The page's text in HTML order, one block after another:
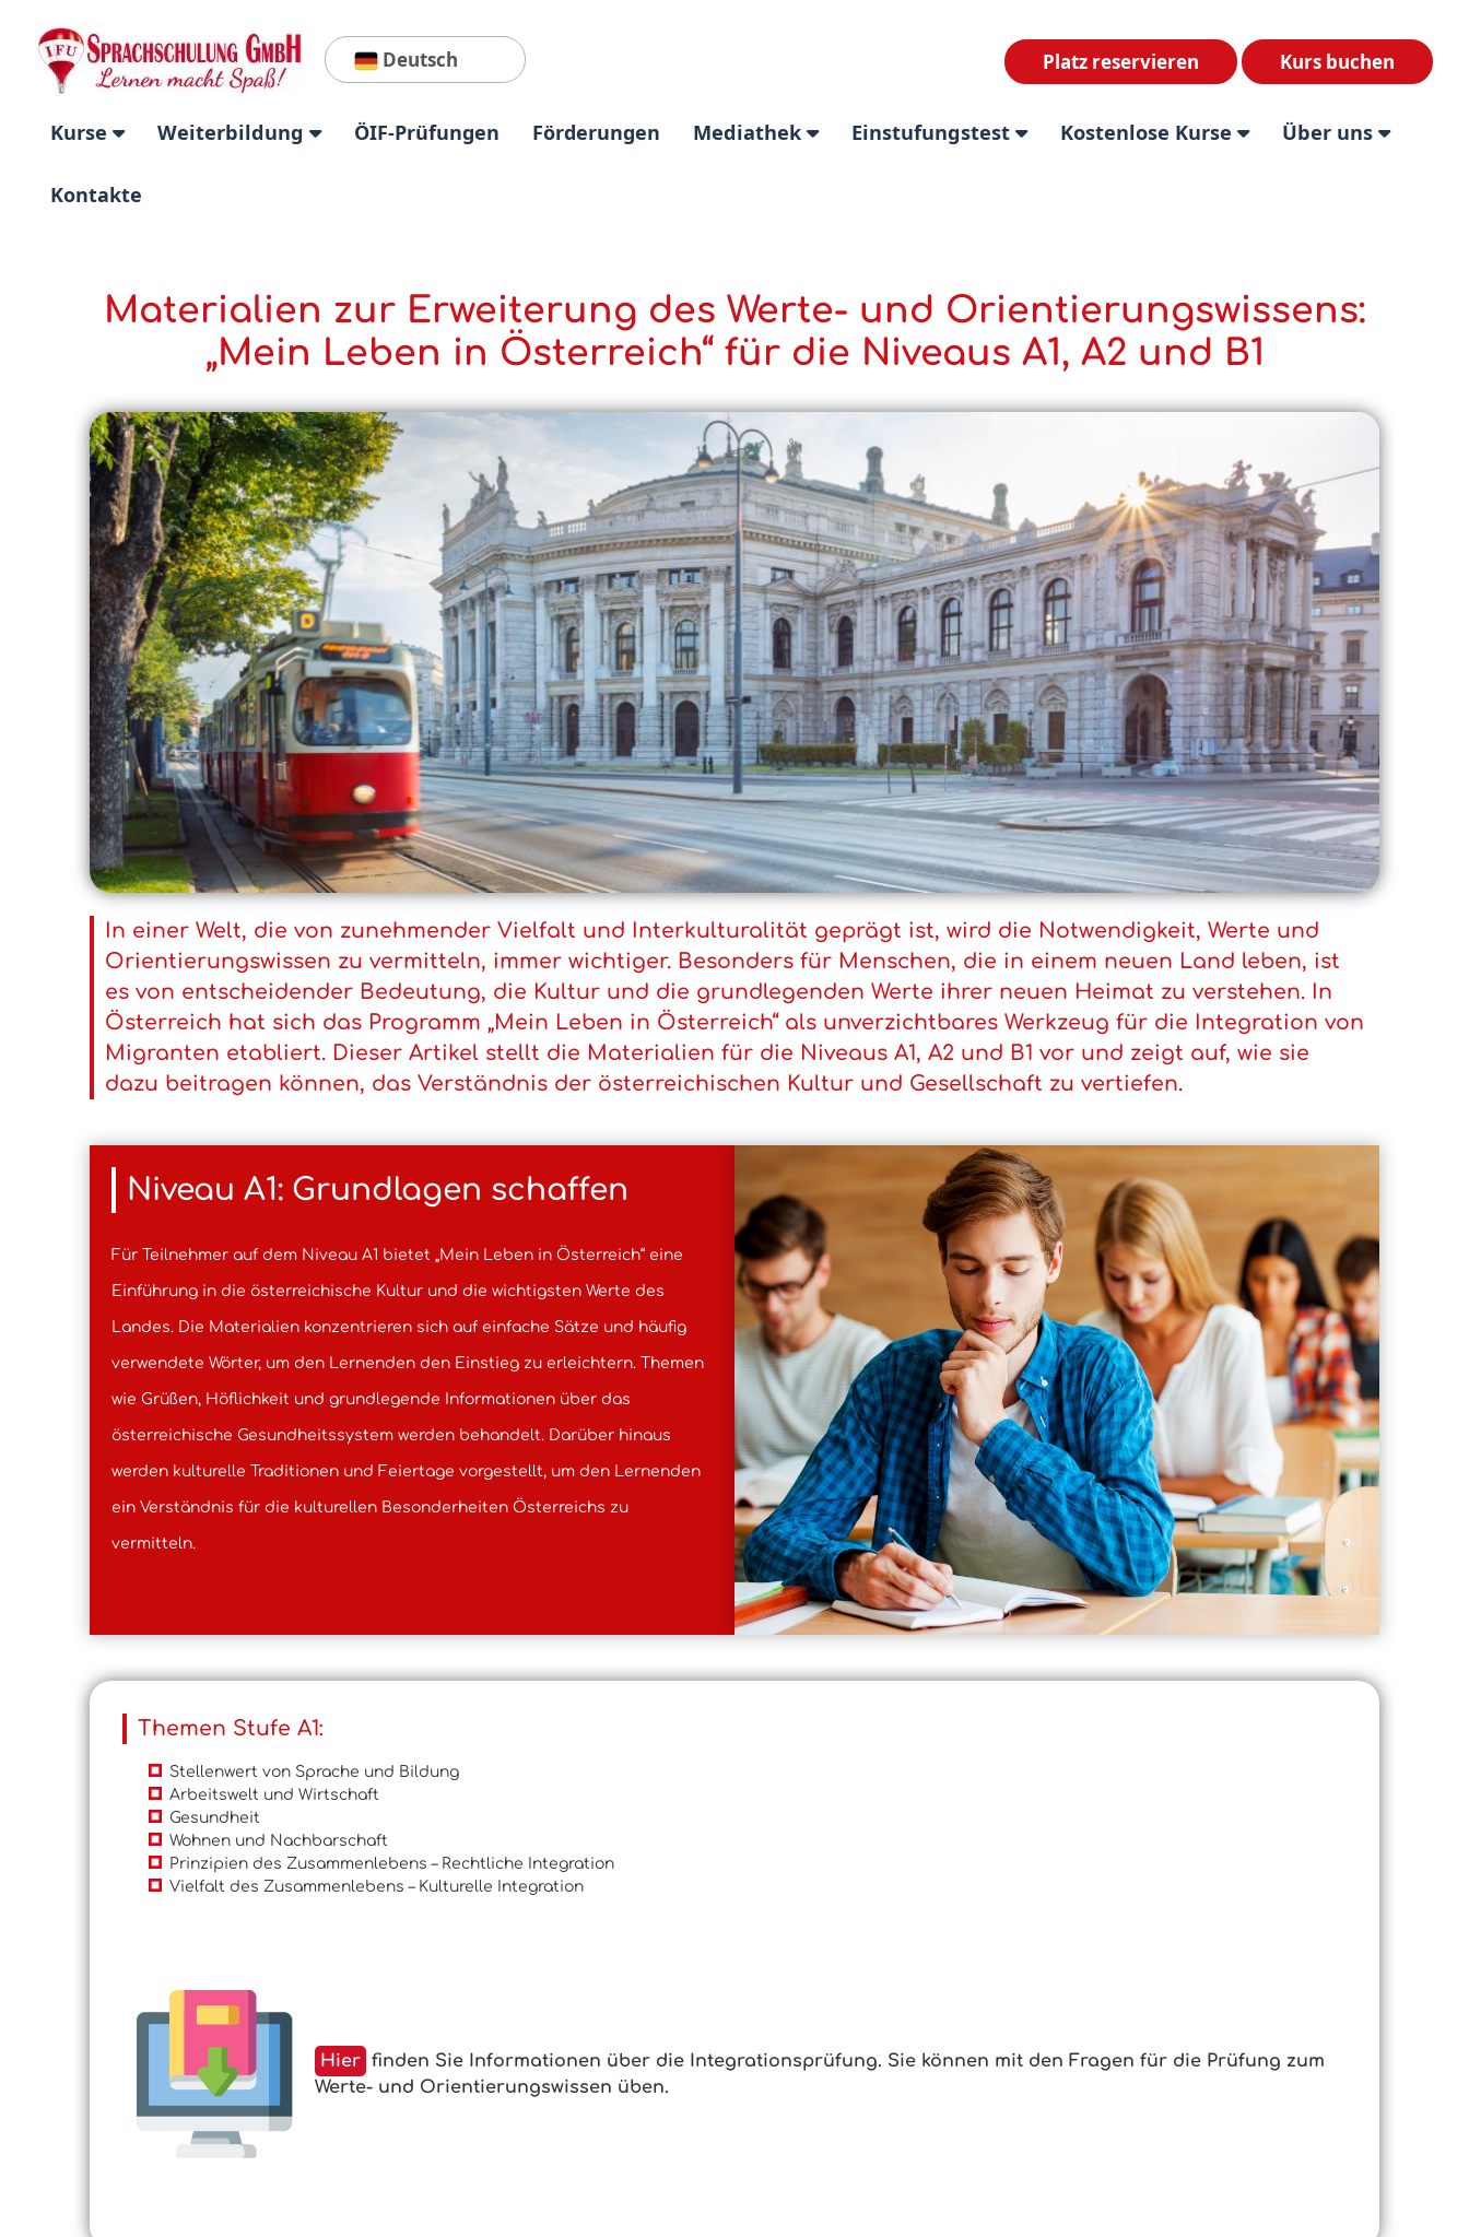
Deutsch Kurs buchen
Platz reservieren
Kurse Weiterbildung ÖIF-Prüfungen Förderungen Mediathek Einstufungstest Kostenlose Kurse Über uns
Kontakte
Materialien zur Erweiterung des Werte- und Orientierungswissens:
„Mein Leben in Österreich“ für die Niveaus A1, A2 und B1
In einer Welt, die von zunehmender Vielfalt und Interkulturalität geprägt ist, wird die Notwendigkeit, Werte und
Orientierungswissen zu vermitteln, immer wichtiger. Besonders für Menschen, die in einem neuen Land leben, ist
es von entscheidender Bedeutung, die Kultur und die grundlegenden Werte ihrer neuen Heimat zu verstehen. In
Österreich hat sich das Programm „Mein Leben in Österreich“ als unverzichtbares Werkzeug für die Integration von
Migranten etabliert. Dieser Artikel stellt die Materialien für die Niveaus A1, A2 und B1 vor und zeigt auf, wie sie
dazu beitragen können, das Verständnis der österreichischen Kultur und Gesellschaft zu vertiefen.
Niveau A1: Grundlagen schaffen
Für Teilnehmer auf dem Niveau A1 bietet „Mein Leben in Österreich“ eine
Einführung in die österreichische Kultur und die wichtigsten Werte des
Landes. Die Materialien konzentrieren sich auf einfache Sätze und häufig
verwendete Wörter, um den Lernenden den Einstieg zu erleichtern. Themen
wie Grüßen, Höflichkeit und grundlegende Informationen über das
österreichische Gesundheitssystem werden behandelt. Darüber hinaus
werden kulturelle Traditionen und Feiertage vorgestellt, um den Lernenden
ein Verständnis für die kulturellen Besonderheiten Österreichs zu
vermitteln.
Themen Stufe A1:
Stellenwert von Sprache und Bildung
Arbeitswelt und Wirtschaft
Gesundheit
Wohnen und Nachbarschaft
Prinzipien des Zusammenlebens – Rechtliche Integration
Vielfalt des Zusammenlebens – Kulturelle Integration
Hier finden Sie Informationen über die Integrationsprüfung. Sie können mit den Fragen für die Prüfung zum
Werte- und Orientierungswissen üben.